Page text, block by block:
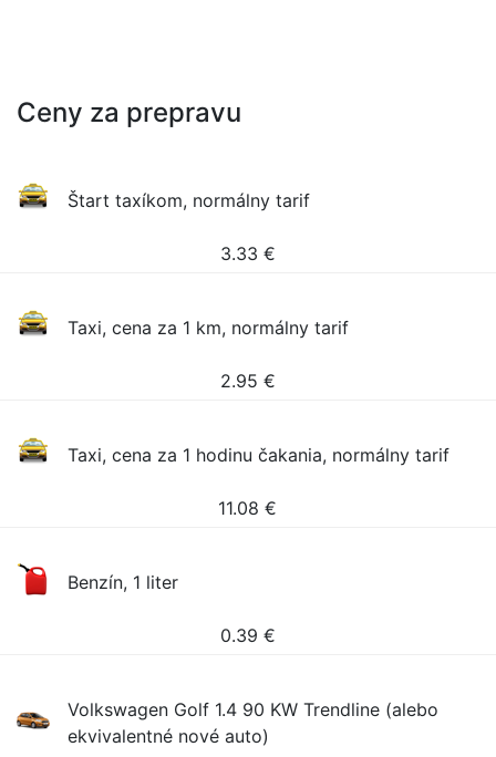
Ceny za prepravu
Štart taxíkom, normálny tarif
3.33 €
Taxi, cena za 1 km, normálny tarif
2.95 €
Taxi, cena za 1 hodinu čakania, normálny tarif
11.08 €
Benzín, 1 liter
0.39 €
Volkswagen Golf 1.4 90 KW Trendline (alebo
ekvivalentné nové auto)